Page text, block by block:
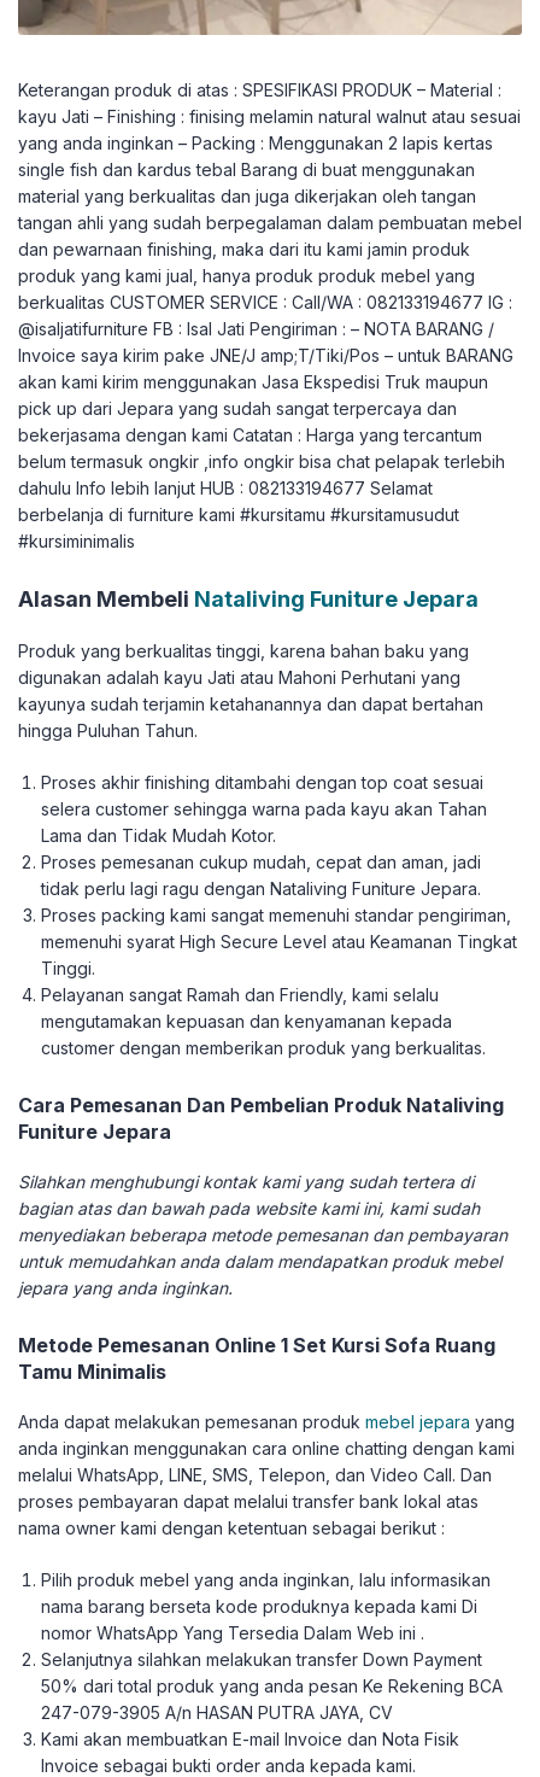
Keterangan produk di atas : SPESIFIKASI PRODUK – Material :
kayu Jati – Finishing : finising melamin natural walnut atau sesuai
yang anda inginkan – Packing : Menggunakan 2 lapis kertas
single fish dan kardus tebal Barang di buat menggunakan
material yang berkualitas dan juga dikerjakan oleh tangan
tangan ahli yang sudah berpegalaman dalam pembuatan mebel
dan pewarnaan finishing, maka dari itu kami jamin produk
produk yang kami jual, hanya produk produk mebel yang
berkualitas CUSTOMER SERVICE : Call/WA : 082133194677 IG :
@isaljatifurniture FB : Isal Jati Pengiriman : – NOTA BARANG /
Invoice saya kirim pake JNE/J amp;T/Tiki/Pos – untuk BARANG
akan kami kirim menggunakan Jasa Ekspedisi Truk maupun
pick up dari Jepara yang sudah sangat terpercaya dan
bekerjasama dengan kami Catatan : Harga yang tercantum
belum termasuk ongkir ,info ongkir bisa chat pelapak terlebih
dahulu Info lebih lanjut HUB : 082133194677 Selamat
berbelanja di furniture kami #kursitamu #kursitamusudut
#kursiminimalis
Alasan Membeli Nataliving Funiture Jepara
Produk yang berkualitas tinggi, karena bahan baku yang
digunakan adalah kayu Jati atau Mahoni Perhutani yang
kayunya sudah terjamin ketahanannya dan dapat bertahan
hingga Puluhan Tahun.
Proses akhir finishing ditambahi dengan top coat sesuai
selera customer sehingga warna pada kayu akan Tahan
Lama dan Tidak Mudah Kotor.
Proses pemesanan cukup mudah, cepat dan aman, jadi
tidak perlu lagi ragu dengan Nataliving Funiture Jepara.
Proses packing kami sangat memenuhi standar pengiriman,
memenuhi syarat High Secure Level atau Keamanan Tingkat
Tinggi.
Pelayanan sangat Ramah dan Friendly, kami selalu
mengutamakan kepuasan dan kenyamanan kepada
customer dengan memberikan produk yang berkualitas.
Cara Pemesanan Dan Pembelian Produk Nataliving
Funiture Jepara
Silahkan menghubungi kontak kami yang sudah tertera di
bagian atas dan bawah pada website kami ini, kami sudah
menyediakan beberapa metode pemesanan dan pembayaran
untuk memudahkan anda dalam mendapatkan produk mebel
jepara yang anda inginkan.
Metode Pemesanan Online 1 Set Kursi Sofa Ruang
Tamu Minimalis
Anda dapat melakukan pemesanan produk mebel jepara yang
anda inginkan menggunakan cara online chatting dengan kami
melalui WhatsApp, LINE, SMS, Telepon, dan Video Call. Dan
proses pembayaran dapat melalui transfer bank lokal atas
nama owner kami dengan ketentuan sebagai berikut :
Pilih produk mebel yang anda inginkan, lalu informasikan
nama barang berseta kode produknya kepada kami Di
nomor WhatsApp Yang Tersedia Dalam Web ini .
Selanjutnya silahkan melakukan transfer Down Payment
50% dari total produk yang anda pesan Ke Rekening BCA
247-079-3905 A/n HASAN PUTRA JAYA, CV
Kami akan membuatkan E-mail Invoice dan Nota Fisik
Invoice sebagai bukti order anda kepada kami.